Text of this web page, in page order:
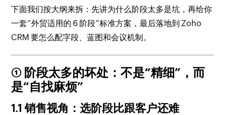
下面我们按大纲来拆：先讲为什么阶段太多是坑，再给你
一套“外贸适用的 6 阶段”标准方案，最后落地到 Zoho
CRM 要怎么配字段、蓝图和会议机制。
① 阶段太多的坏处：不是“精细”，而
是“自找麻烦”
1.1 销售视角：选阶段比跟客户还难